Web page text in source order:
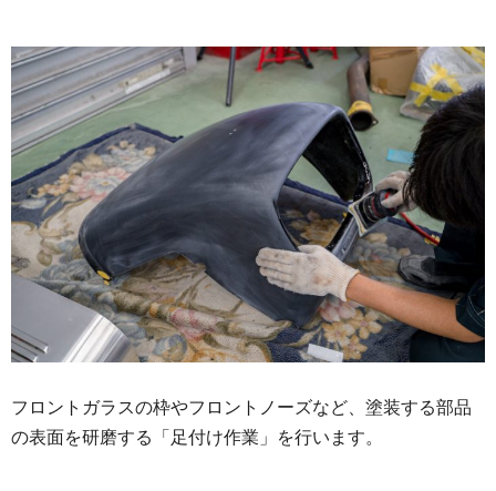
フロントガラスの枠やフロントノーズなど、塗装する部品
の表面を研磨する「足付け作業」を行います。